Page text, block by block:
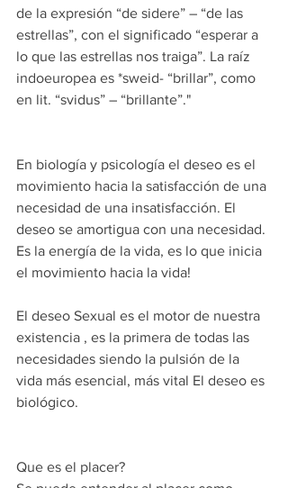
de la expresión “de sidere” – “de las
estrellas”, con el significado “esperar a
lo que las estrellas nos traiga”. La raíz
indoeuropea es *sweid- “brillar”, como
en lit. “svidus” – “brillante”."
En biología y psicología el deseo es el
movimiento hacia la satisfacción de una
necesidad de una insatisfacción. El
deseo se amortigua con una necesidad.
Es la energía de la vida, es lo que inicia
el movimiento hacia la vida!
El deseo Sexual es el motor de nuestra
existencia , es la primera de todas las
necesidades siendo la pulsión de la
vida más esencial, más vital El deseo es
biológico.
Que es el placer?